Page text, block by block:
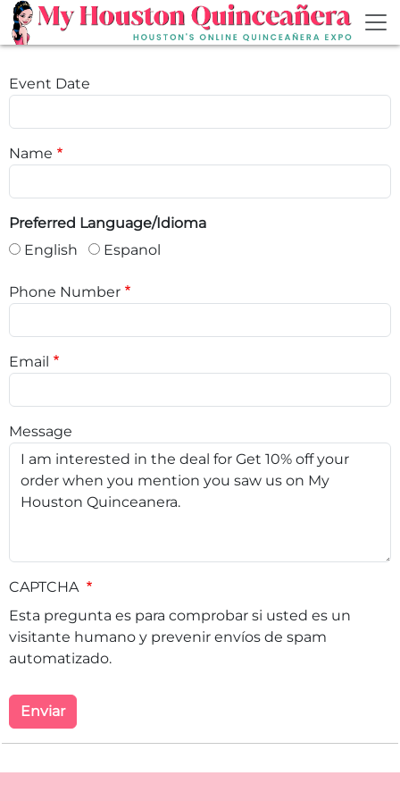
Skip to main content
Event Date
Name
Preferred Language/Idioma
English
Espanol
Phone Number
Email
Message
CAPTCHA
Esta pregunta es para comprobar si usted es un
visitante humano y prevenir envíos de spam
automatizado.